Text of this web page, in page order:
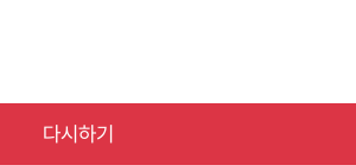
다시하기